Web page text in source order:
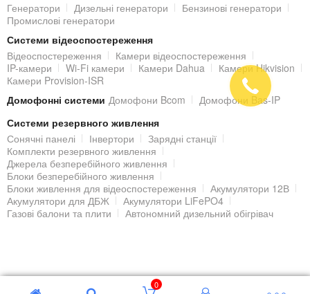
Генератори
Дизельні генератори
Бензинові генератори
Промислові генератори
Системи відеоспостереження
Відеоспостереження
Камери відеоспостереження
IP-камери
Wi-Fi камери Камери Dahua
Камери Hikvision
Камери Provision-ISR
Домофонні системи Домофони Bcom
Домофони Bas-IP
Системи резервного живлення
Сонячні панелі
Інвертори
Зарядні станції
Комплекти резервного живлення
Джерела безперебійного живлення
Блоки безперебійного живлення
Блоки живлення для відеоспостереження
Акумулятори 12В
Акумулятори для ДБЖ
Акумулятори LiFePO4
Газові балони та плити
Автономний дизельний обігрівач
0